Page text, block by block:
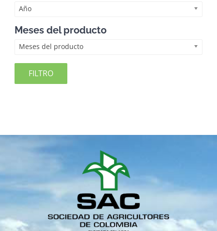
Año
Meses del producto
Meses del producto
FILTRO